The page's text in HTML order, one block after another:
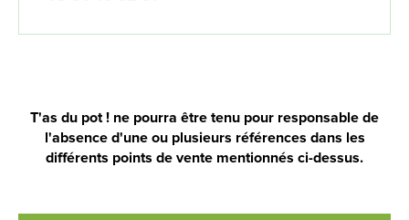
T'as du pot ! ne pourra être tenu pour responsable de
l'absence d'une ou plusieurs références dans les
différents points de vente mentionnés ci-dessus.